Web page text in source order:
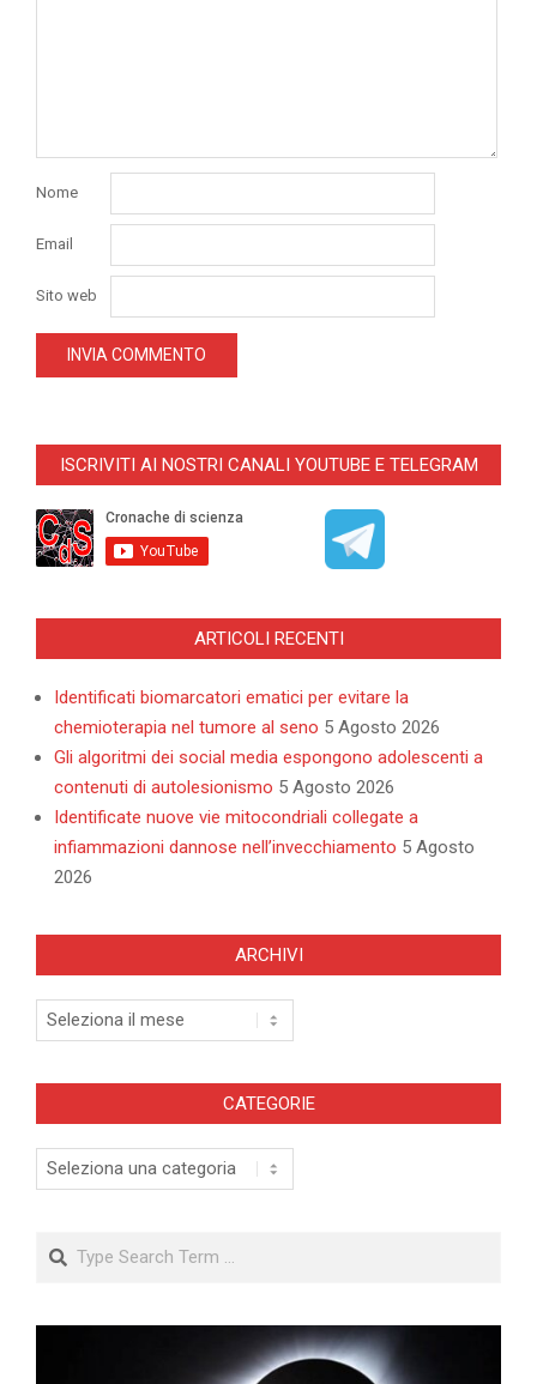
Nome
Email
Sito web
ISCRIVITI AI NOSTRI CANALI YOUTUBE E TELEGRAM
ARTICOLI RECENTI
Identificati biomarcatori ematici per evitare la
chemioterapia nel tumore al seno 5 Agosto 2026
Gli algoritmi dei social media espongono adolescenti a
contenuti di autolesionismo 5 Agosto 2026
Identificate nuove vie mitocondriali collegate a
infiammazioni dannose nell’invecchiamento 5 Agosto
2026
ARCHIVI
Archivi
CATEGORIE
Categorie
Search